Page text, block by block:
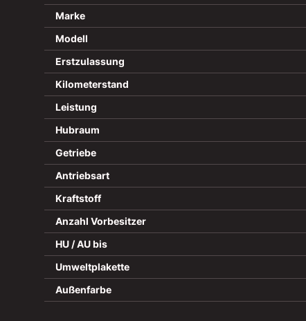
Marke
Modell
Erstzulassung
Kilometerstand
Leistung
Hubraum
Getriebe
Antriebsart
Kraftstoff
Anzahl Vorbesitzer
HU / AU bis
Umweltplakette
Außenfarbe